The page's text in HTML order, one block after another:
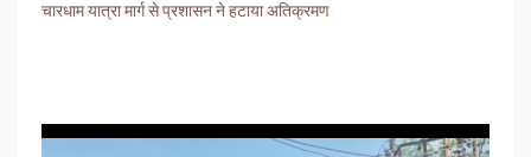
चारधाम यात्रा मार्ग से प्रशासन ने हटाया अतिक्रमण